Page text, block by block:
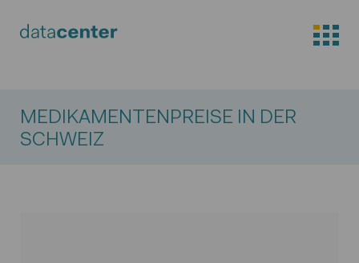
MEDIKAMENTENPREISE IN DER
SCHWEIZ